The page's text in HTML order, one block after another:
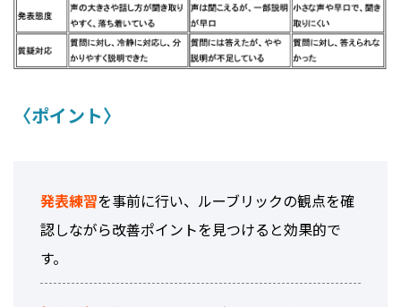
〈ポイント〉
発表練習を事前に行い、ルーブリックの観点を確
認しながら改善ポイントを見つけると効果的で
す。